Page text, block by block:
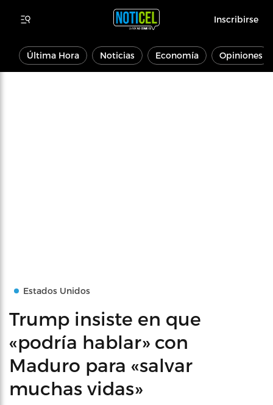
Inscribirse
Última Hora Noticias Economía Opiniones
Estados Unidos
Trump insiste en que
«podría hablar» con
Maduro para «salvar
muchas vidas»